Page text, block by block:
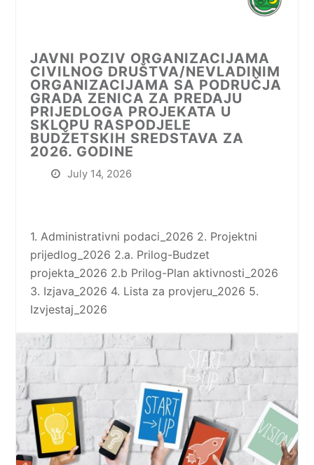
JAVNI POZIV ORGANIZACIJAMA
CIVILNOG DRUŠTVA/NEVLADINIM
ORGANIZACIJAMA SA PODRUČJA
GRADA ZENICA ZA PREDAJU
PRIJEDLOGA PROJEKATA U
SKLOPU RASPODJELE
BUDŽETSKIH SREDSTAVA ZA
2026. GODINE
July 14, 2026
1. Administrativni podaci_2026 2. Projektni
prijedlog_2026 2.a. Prilog-Budzet
projekta_2026 2.b Prilog-Plan aktivnosti_2026
3. Izjava_2026 4. Lista za provjeru_2026 5.
Izvjestaj_2026